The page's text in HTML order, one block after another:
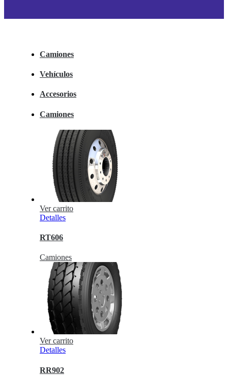
Camiones
Vehículos
Accesorios
Camiones
Ver carrito
Detalles
RT606
Camiones
Ver carrito
Detalles
RR902